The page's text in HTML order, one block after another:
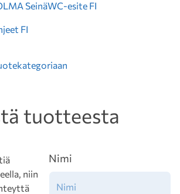
SeinäWC-esite FI
FI
tuotteesta
niin
Nimi